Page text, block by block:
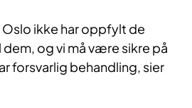
Oslo ikke har oppfylt de
dem, og vi må være sikre på
forsvarlig behandling, sier